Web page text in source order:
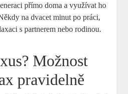
přímo doma a využívat ho
na dvacet minut po práci,
s partnerem nebo rodinou.
Možnost
pravidelně